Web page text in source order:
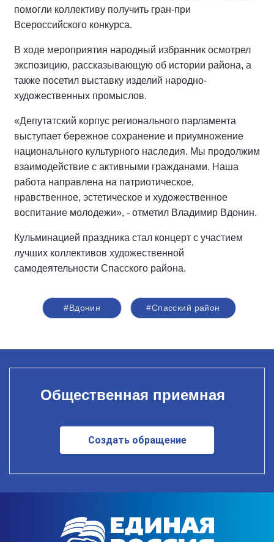
помогли коллективу получить гран-при
Всероссийского конкурса.
В ходе мероприятия народный избранник осмотрел
экспозицию, рассказывающую об истории района, а
также посетил выставку изделий народно-
художественных промыслов.
«Депутатский корпус регионального парламента
выступает бережное сохранение и приумножение
национального культурного наследия. Мы продолжим
взаимодействие с активными гражданами. Наша
работа направлена на патриотическое,
нравственное, эстетическое и художественное
воспитание молодежи», - отметил Владимир Вдонин.
Кульминацией праздника стал концерт с участием
лучших коллективов художественной
самодеятельности Спасского района.
#Вдонин #Спасский район
Общественная приемная
Создать обращение